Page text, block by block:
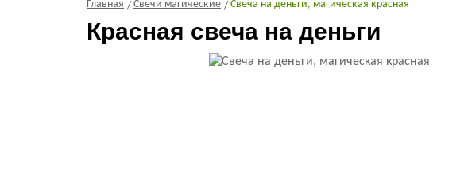
Главная Свечи магические Свеча на деньги, магическая красная
Красная свеча на деньги